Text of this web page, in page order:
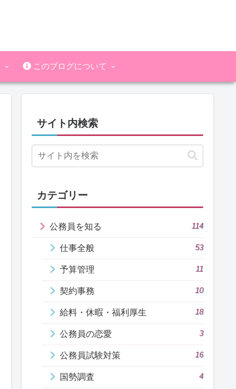
このブログについて
サイト内検索
カテゴリー
公務員を知る 114
仕事全般 53
予算管理 11
契約事務 10
給料・休暇・福利厚生 18
公務員の恋愛 3
公務員試験対策 16
国勢調査 4